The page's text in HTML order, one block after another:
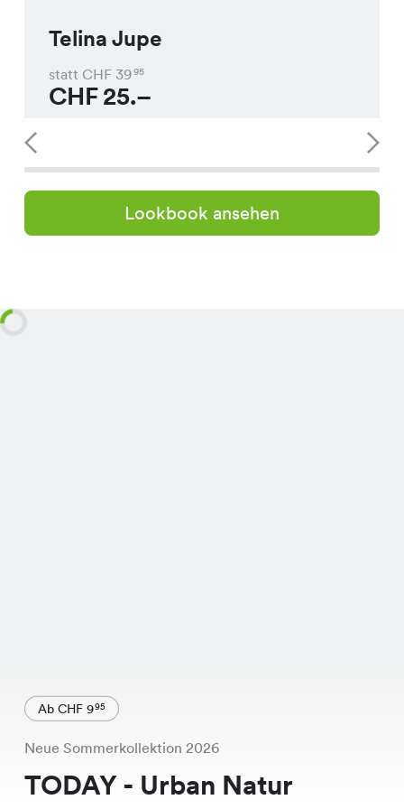
Telina Jupe
statt CHF 3995
CHF25.–
Lookbook ansehen
Ab CHF 995
Neue Sommerkollektion 2026
TODAY - Urban Natur